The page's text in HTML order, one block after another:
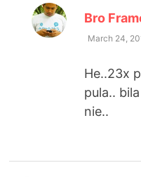
Bro
March 24,
He..23x
pula..
nie..